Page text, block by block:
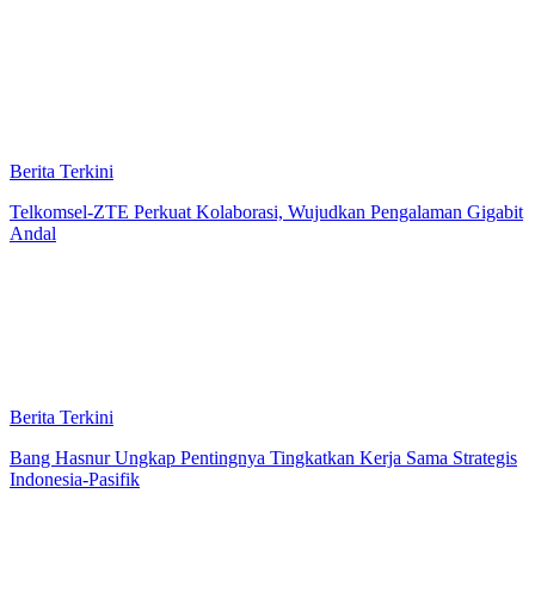
Berita Terkini
Telkomsel-ZTE Perkuat Kolaborasi, Wujudkan Pengalaman Gigabit
Andal
Berita Terkini
Bang Hasnur Ungkap Pentingnya Tingkatkan Kerja Sama Strategis
Indonesia-Pasifik